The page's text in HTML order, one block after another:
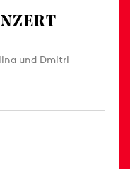
und Dmitri